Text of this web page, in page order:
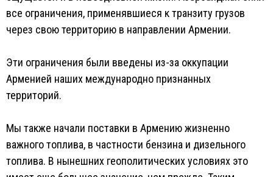
все ограничения, применявшиеся к транзиту грузов
через свою территорию в направлении Армении.
Эти ограничения были введены из-за оккупации
Арменией наших международно признанных
территорий.
Мы также начали поставки в Армению жизненно
важного топлива, в частности бензина и дизельного
топлива. В нынешних геополитических условиях это